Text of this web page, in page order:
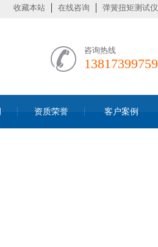
收藏本站 在线咨询 弹簧扭矩测试仪
咨询热线
13817399759
资质荣誉 客户案例